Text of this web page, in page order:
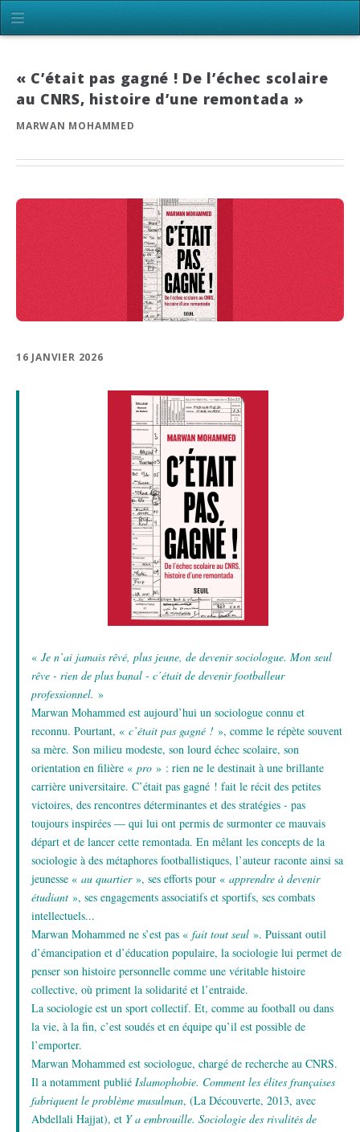
« C’était pas gagné ! De l’échec scolaire
au CNRS, histoire d’une remontada »
MARWAN MOHAMMED
16 JANVIER 2026
« Je n’ai jamais rêvé, plus jeune, de devenir sociologue. Mon seul
rêve - rien de plus banal - c’était de devenir footballeur
professionnel. »
Marwan Mohammed est aujourd’hui un sociologue connu et
reconnu. Pourtant, « c’était pas gagné ! », comme le répète souvent
sa mère. Son milieu modeste, son lourd échec scolaire, son
orientation en filière « pro » : rien ne le destinait à une brillante
carrière universitaire. C’était pas gagné ! fait le récit des petites
victoires, des rencontres déterminantes et des stratégies - pas
toujours inspirées — qui lui ont permis de surmonter ce mauvais
départ et de lancer cette remontada. En mêlant les concepts de la
sociologie à des métaphores footballistiques, l’auteur raconte ainsi sa
jeunesse « au quartier», ses efforts pour « apprendre à devenir
étudiant », ses engagements associatifs et sportifs, ses combats
intellectuels...
Marwan Mohammed ne s’est pas « fait tout seul ». Puissant outil
d’émancipation et d’éducation populaire, la sociologie lui permet de
penser son histoire personnelle comme une véritable histoire
collective, où priment la solidarité et l’entraide.
La sociologie est un sport collectif. Et, comme au football ou dans
la vie, à la fin, c’est soudés et en équipe qu’il est possible de
l’emporter.
Marwan Mohammed est sociologue, chargé de recherche au CNRS.
Il a notamment publié Islamophobie. Comment les élites françaises
fabriquent le problème musulman, (La Découverte, 2013, avec
Abdellali Hajjat), et Y a embrouille. Sociologie des rivalités de